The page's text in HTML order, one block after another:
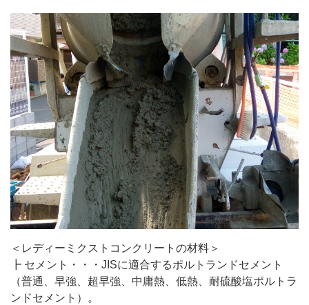
＜レディーミクストコンクリートの材料＞
┣ セメント・・・JISに適合するポルトランドセメント
（普通、早強、超早強、中庸熱、低熱、耐硫酸塩ポルトラ
ンドセメント）。